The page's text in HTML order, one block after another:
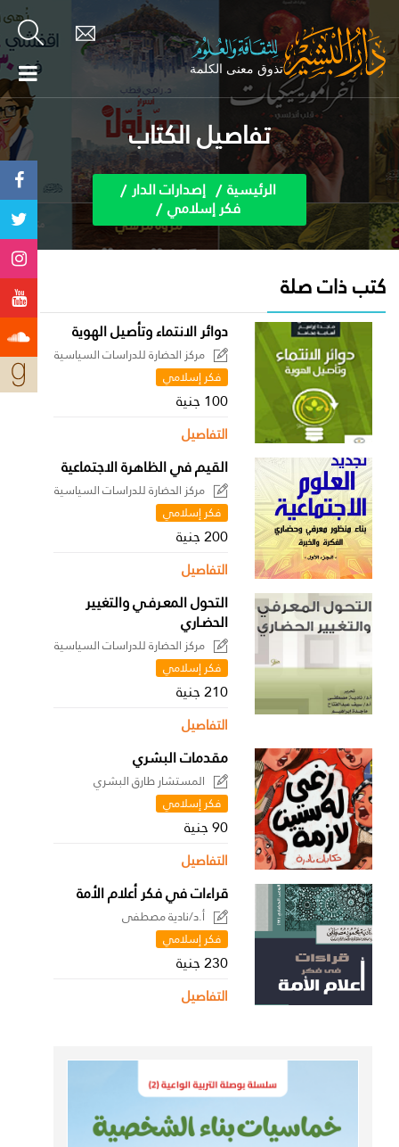
تفاصيل الكتاب
الرئيسية إصدارات الدار
فكر إسلامي
كتب ذات صلة
دوائر الانتماء وتأصيل الهوية
مركز الحضارة للدراسات السياسية
فكر إسلامي
100 جنية
التفاصيل
القيم في الظاهرة الاجتماعية
مركز الحضارة للدراسات السياسية
فكر إسلامي
200 جنية
التفاصيل
التحول المعـرفـي والتغيير
الحضـاري
مركز الحضارة للدراسات السياسية
فكر إسلامي
210 جنية
التفاصيل
مقدمات البشري
المستشار طارق البشري
فكر إسلامي
90 جنية
التفاصيل
قراءات في فكر أعلام الأمة
أ.د/نادية مصطفى
فكر إسلامي
230 جنية
التفاصيل